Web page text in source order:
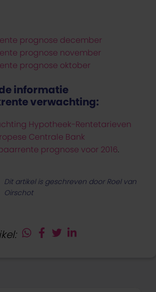
prognose december
prognose november
prognose oktober
informatie
verwachting:
Hypotheek-Rentetarieven
Centrale Bank
prognose voor 2016.
Dit artikel is geschreven door Roel van
Oirschot